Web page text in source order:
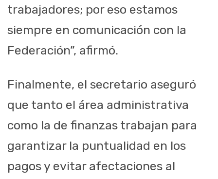
trabajadores; por eso estamos
siempre en comunicación con la
Federación”, afirmó.
Finalmente, el secretario aseguró
que tanto el área administrativa
como la de finanzas trabajan para
garantizar la puntualidad en los
pagos y evitar afectaciones al